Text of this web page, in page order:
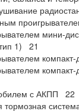
мини-
1) 21
с АКПП 22
тормозная